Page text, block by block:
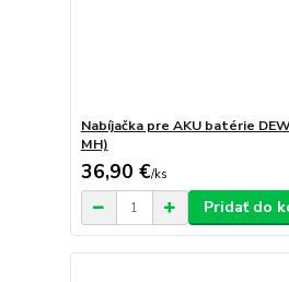
Nabíjačka pre AKU batérie
MH)
36,90 €/ks
Pridať do